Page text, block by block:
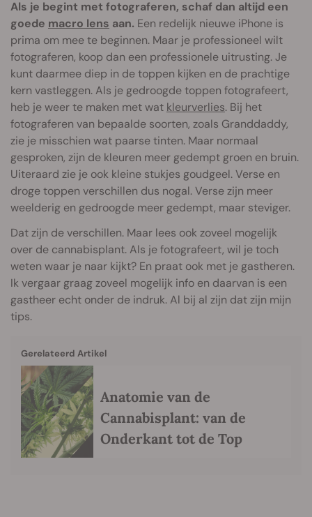
Als je begint met fotograferen, schaf dan altijd een
goede macro lens aan. Een redelijk nieuwe iPhone is
prima om mee te beginnen. Maar je professioneel wilt
fotograferen, koop dan een professionele uitrusting. Je
kunt daarmee diep in de toppen kijken en de prachtige
kern vastleggen. Als je gedroogde toppen fotografeert,
heb je weer te maken met wat kleurverlies. Bij het
fotograferen van bepaalde soorten, zoals Granddaddy,
zie je misschien wat paarse tinten. Maar normaal
gesproken, zijn de kleuren meer gedempt groen en bruin.
Uiteraard zie je ook kleine stukjes goudgeel. Verse en
droge toppen verschillen dus nogal. Verse zijn meer
weelderig en gedroogde meer gedempt, maar steviger.
Dat zijn de verschillen. Maar lees ook zoveel mogelijk
over de cannabisplant. Als je fotografeert, wil je toch
weten waar je naar kijkt? En praat ook met je gastheren.
Ik vergaar graag zoveel mogelijk info en daarvan is een
gastheer echt onder de indruk. Al bij al zijn dat zijn mijn
tips.
Gerelateerd Artikel
Anatomie van de
Cannabisplant: van de
Onderkant tot de Top